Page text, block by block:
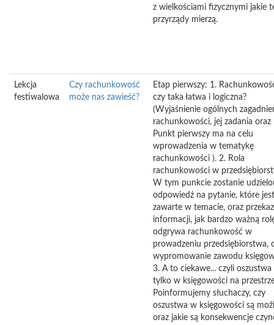
z wielkościami fizycznymi jakie
przyrządy mierzą.
Lekcja
festiwalowa
Czy rachunkowość
może nas zawieść?
Etap pierwszy: 1.
czy taka łatwa i logiczna?
(Wyjaśnienie ogólnych
rachunkowości, jej zadania oraz
Punkt pierwszy ma na celu
wprowadzenia w tematykę
rachunkowości ). 2. Rola
rachunkowości w
W tym punkcie zostanie
odpowiedź na pytanie, które jest
zawarte w temacie, oraz
informacji, jak bardzo ważną
odgrywa rachunkowość w
prowadzeniu przedsiębiorstwa,
wypromowanie zawodu
3. A to ciekawe... czyli oszustwa
tylko w księgowości na
Poinformujemy słuchaczy, czy
oszustwa w księgowości są
oraz jakie są konsekwencje